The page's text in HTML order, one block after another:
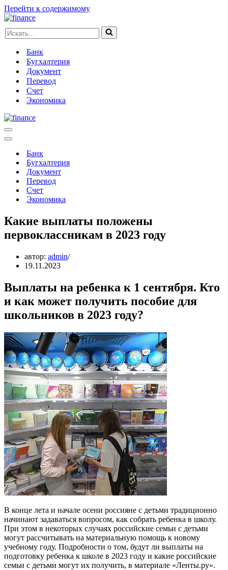
Перейти к содержимому
Искать...
Банк
Бугхалтерия
Документ
Перевод
Счет
Экономика
Меню
навигации
Меню
навигацииБанк
Бугхалтерия
Документ
Перевод
Счет
Экономика
Какие выплаты положены
первоклассникам в 2023 году
автор: admin
19.11.2023
Выплаты на ребенка к 1 сентября. Кто
и как может получить пособие для
школьников в 2023 году?
В конце лета и начале осени россияне с детьми традиционно
начинают задаваться вопросом, как собрать ребенка в школу.
При этом в некоторых случаях российские семьи с детьми
могут рассчитывать на материальную помощь к новому
учебному году. Подробности о том, будут ли выплаты на
подготовку ребенка к школе в 2023 году и какие российские
семьи с детьми могут их получить, в материале «Ленты.ру».